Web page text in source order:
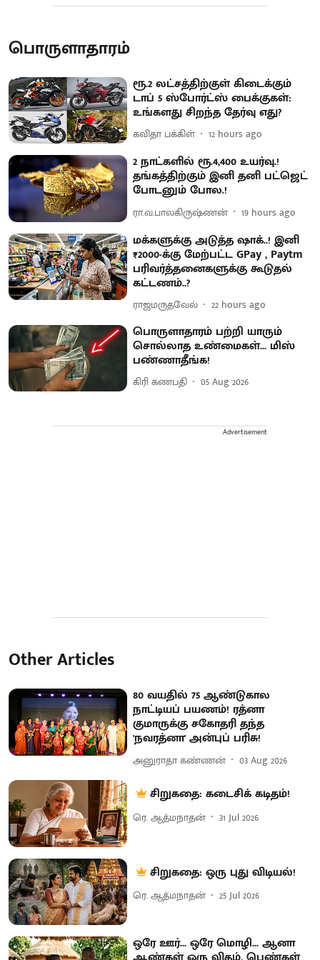
பொருளாதாரம்
ரூ.2 லட்சத்திற்குள் கிடைக்கும்
டாப் 5 ஸ்போர்ட்ஸ் பைக்குகள்:
உங்களது சிறந்த தேர்வு எது?
கவிதா பக்கிள் 12 hours ago
2 நாட்களில் ரூ.4,400 உயர்வு.!
தங்கத்திற்கும் இனி தனி பட்ஜெட்
போடனும் போல.!
ரா.வ.பாலகிருஷ்ணன் 19 hours ago
மக்களுக்கு அடுத்த ஷாக்..! இனி
₹2000-க்கு மேற்பட்ட GPay , Paytm
பரிவர்த்தனைகளுக்கு கூடுதல்
கட்டணம்..?
ராஜமருதவேல் 22 hours ago
பொருளாதாரம் பற்றி யாரும்
சொல்லாத உண்மைகள்... மிஸ்
பண்ணாதீங்க!
கிரி கணபதி 05 Aug 2026
Advertisement
Other Articles
80 வயதில் 75 ஆண்டுகால
நாட்டியப் பயணம்! ரத்னா
குமாருக்கு சகோதரி தந்த
'நவரத்னா' அன்புப் பரிசு!
அனுராதா கண்ணன் 03 Aug 2026
சிறுகதை: கடைசிக் கடிதம்!
ரெ. ஆத்மநாதன் 31 Jul 2026
சிறுகதை: ஒரு புது விடியல்!
ரெ. ஆத்மநாதன் 25 Jul 2026
ஒரே ஊர்... ஒரே மொழி... ஆனா